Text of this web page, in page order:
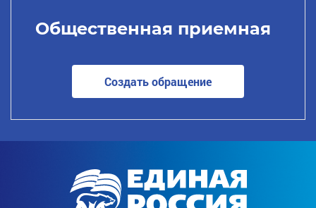
Общественная приемная
Создать обращение